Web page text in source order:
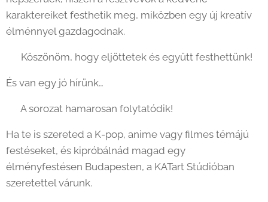
karaktereiket festhetik meg, miközben egy új kreatív
élménnyel gazdagodnak.
✨ Köszönöm, hogy eljöttetek és együtt festhettünk!
És van egy jó hírünk…
🔥 A sorozat hamarosan folytatódik!
Ha te is szereted a K-pop, anime vagy filmes témájú
festéseket, és kipróbálnád magad egy
élményfestésen Budapesten, a KATart Stúdióban
szeretettel várunk.